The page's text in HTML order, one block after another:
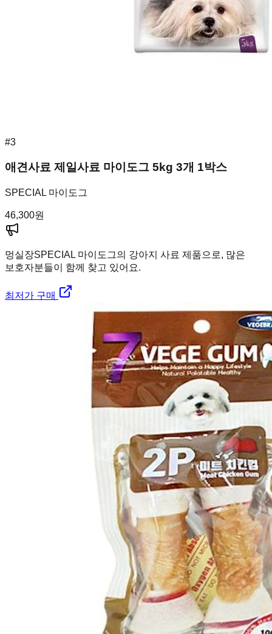
#3
애견사료 제일사료 마이도그 5kg 3개 1박스
SPECIAL 마이도그
46,300원
멍실장SPECIAL 마이도그의 강아지 사료 제품으로, 많은
보호자분들이 함께 찾고 있어요.
최저가 구매